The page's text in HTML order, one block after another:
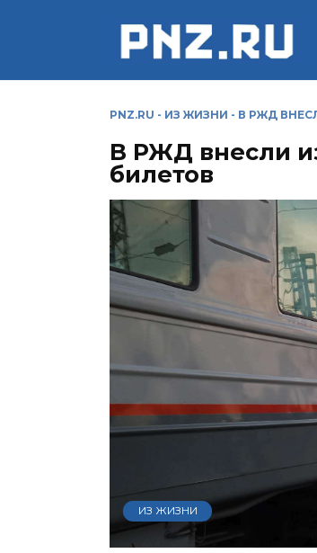
PNZ.RU - ИЗ ЖИЗНИ - В РЖД
В РЖД внесли
билетов
ИЗ ЖИЗНИ